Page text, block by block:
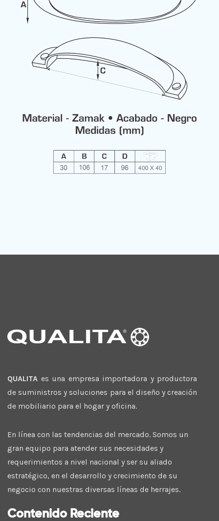
QUALITA es una empresa importadora y productora
de suministros y soluciones para el diseño y creación
de mobiliario para el hogar y oficina.
En línea con las tendencias del mercado. Somos un
gran equipo para atender sus necesidades y
requerimientos a nivel nacional y ser su aliado
estratégico, en el desarrollo y crecimiento de su
negocio con nuestras diversas líneas de herrajes.
Contenido Reciente